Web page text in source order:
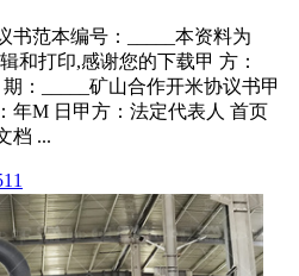
书范本编号：_____本资料为
和打印,感谢您的下载甲 方：
期：_____矿山合作开米协议书甲
年M 日甲方：法定代表人 首页
档 ...